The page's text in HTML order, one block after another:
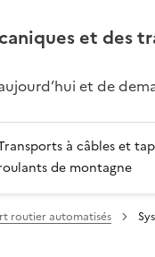
et des
et de
à câbles et
de montagne
routier automatisés